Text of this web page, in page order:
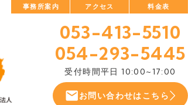
事務所案内 アクセス 料金表
053-413-5510
054-293-5445
受付時間平日 10:00~17:00
お問い合わせはこちら